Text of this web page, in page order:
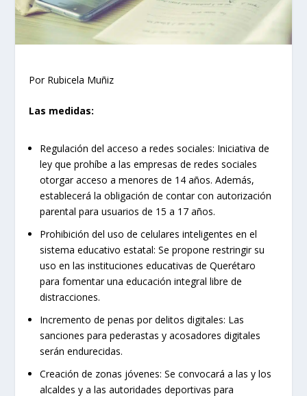
Por Rubicela Muñiz
Las medidas:
Regulación del acceso a redes sociales: Iniciativa de
ley que prohíbe a las empresas de redes sociales
otorgar acceso a menores de 14 años. Además,
establecerá la obligación de contar con autorización
parental para usuarios de 15 a 17 años.
Prohibición del uso de celulares inteligentes en el
sistema educativo estatal: Se propone restringir su
uso en las instituciones educativas de Querétaro
para fomentar una educación integral libre de
distracciones.
Incremento de penas por delitos digitales: Las
sanciones para pederastas y acosadores digitales
serán endurecidas.
Creación de zonas jóvenes: Se convocará a las y los
alcaldes y a las autoridades deportivas para